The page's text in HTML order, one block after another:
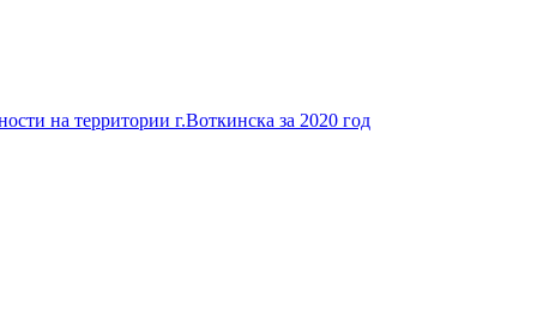
на территории г.Воткинска за 2020 год